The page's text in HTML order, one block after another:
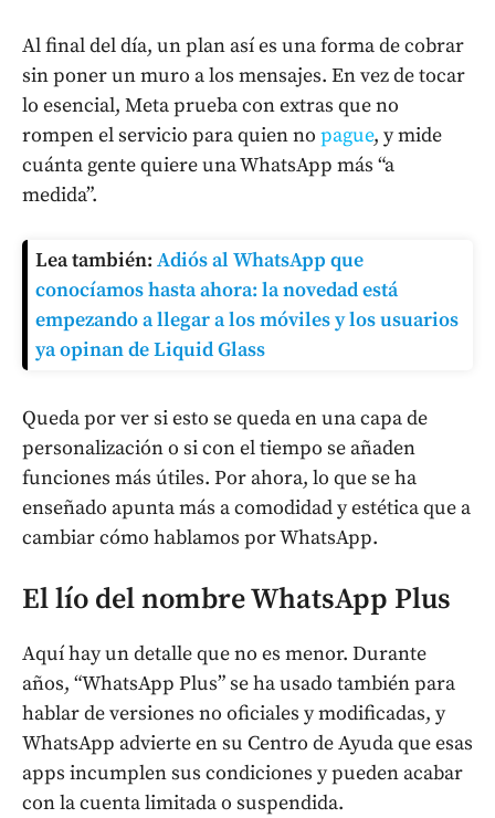
Al final del día, un plan así es una forma de cobrar
sin poner un muro a los mensajes. En vez de tocar
lo esencial, Meta prueba con extras que no
rompen el servicio para quien no pague, y mide
cuánta gente quiere una WhatsApp más “a
medida”.
Lea también: Adiós al WhatsApp que
conocíamos hasta ahora: la novedad está
empezando a llegar a los móviles y los usuarios
ya opinan de Liquid Glass
Queda por ver si esto se queda en una capa de
personalización o si con el tiempo se añaden
funciones más útiles. Por ahora, lo que se ha
enseñado apunta más a comodidad y estética que a
cambiar cómo hablamos por WhatsApp.
El lío del nombre WhatsApp Plus
Aquí hay un detalle que no es menor. Durante
años, “WhatsApp Plus” se ha usado también para
hablar de versiones no oficiales y modificadas, y
WhatsApp advierte en su Centro de Ayuda que esas
apps incumplen sus condiciones y pueden acabar
con la cuenta limitada o suspendida.